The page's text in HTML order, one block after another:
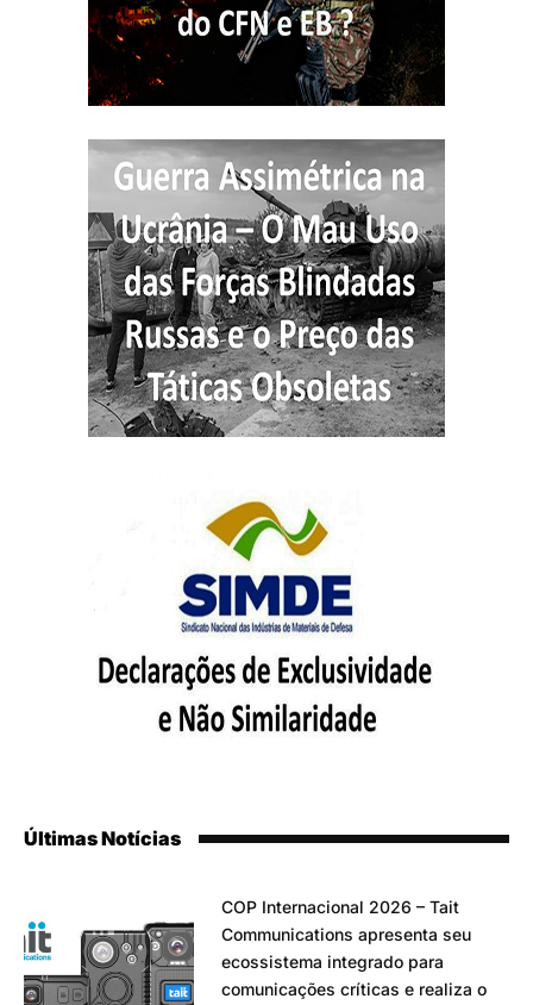
Últimas Notícias
COP Internacional 2026 – Tait
Communications apresenta seu
ecossistema integrado para
comunicações críticas e realiza o